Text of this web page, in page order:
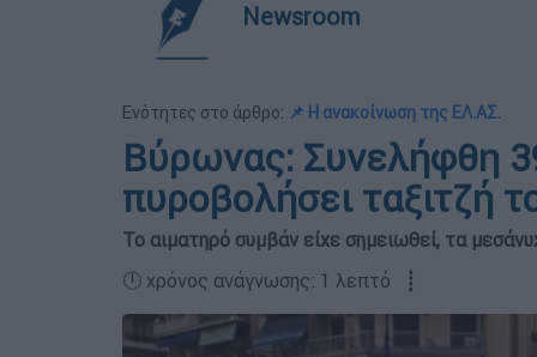
Newsroom
Ενότητες στο άρθρο: 📌 Η ανακοίνωση της ΕΛ.ΑΣ.
Βύρωνας: Συνελήφθη
πυροβολήσει ταξιτζή
Το αιματηρό συμβάν είχε σημειωθεί, τα
🕛 χρόνος ανάγνωσης: 1 λεπτό ┋